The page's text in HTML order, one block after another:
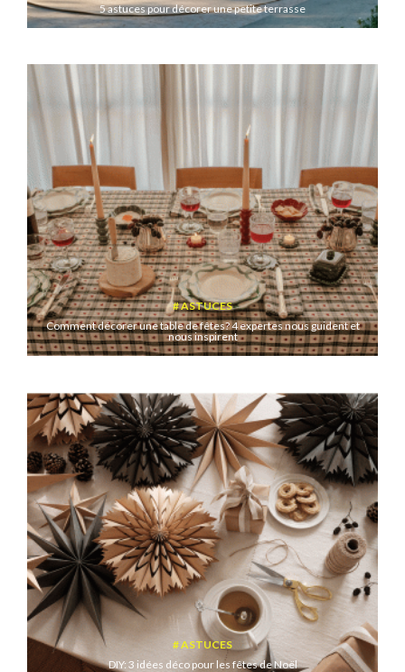
5 astuces pour décorer une petite terrasse
ASTUCES
Comment décorer une table de fêtes? 4 expertes nous guident et
nous inspirent
ASTUCES
DIY: 3 idées déco pour les fêtes de Noël